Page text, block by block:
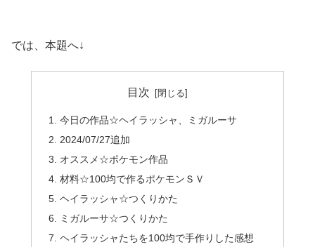
では、本題へ↓
目次
今日の作品☆ヘイラッシャ、ミガルーサ
2024/07/27追加
オススメ☆ポケモン作品
材料☆100均で作るポケモンＳＶ
ヘイラッシャ☆つくりかた
ミガルーサ☆つくりかた
ヘイラッシャたちを100均で手作りした感想